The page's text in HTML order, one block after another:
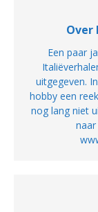
Over
Een paar
uitgegeven.
hobby een
nog lang niet